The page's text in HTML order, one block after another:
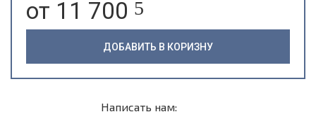
от 11 700 5
ДОБАВИТЬ В КОРИЗНУ
Написать нам: